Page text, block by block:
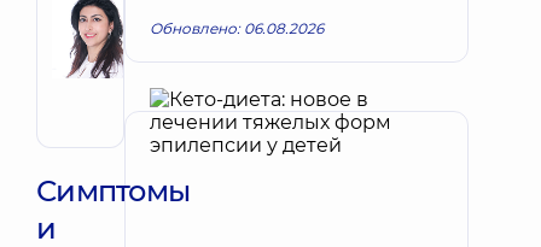
Варсик
Ашотовна
Пластический
хирург;
Хирург
Запись к врачу
Симптомы
и
Обновлено: 06.08.2026